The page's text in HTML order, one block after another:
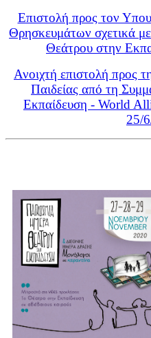
Επιστολή προς τον
Θρησκευμάτων σχετικά
Θεάτρου στην
Ανοιχτή επιστολή προς
Παιδείας από τη
Εκπαίδευση - World
25/